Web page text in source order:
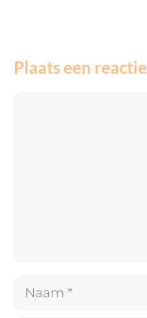
Plaats een reactie
Naam